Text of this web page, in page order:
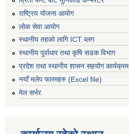
राष्ट्रिय योजना आयोग
लोक सेवा आयोग
स्थानीय तहको लागि ICT ब्लग
स्थानीय पूर्वाधार तथा कृषि सडक विभाग
प्रदेश तथा स्थानीय शासन सहयोग कार्यक्रम
नयाँ मलेप फारमहरु (Excel file)
मेल सर्भर